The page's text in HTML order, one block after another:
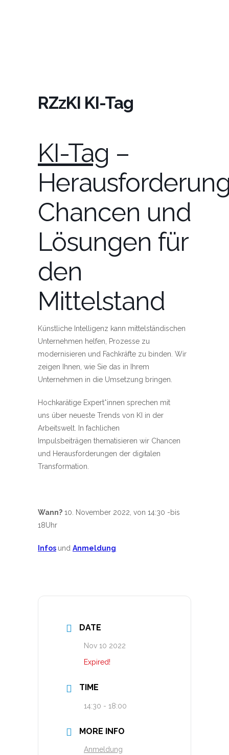
RZzKI KI-Tag
KI-Tag –
Chancen und
Lösungen für
den
Mittelstand
Künstliche Intelligenz kann mittelständischen
Unternehmen helfen, Prozesse zu
modernisieren und Fachkräfte zu binden. Wir
zeigen Ihnen, wie Sie das in Ihrem
Unternehmen in die Umsetzung bringen.
Hochkarätige Expert*innen sprechen mit
uns über neueste Trends von KI in der
Arbeitswelt. In fachlichen
Impulsbeiträgen thematisieren wir Chancen
und Herausforderungen der digitalen
Transformation.
Wann? 10. November 2022, von 14:30 -bis
18Uhr
Infos und Anmeldung
DATE
Nov 10 2022
Expired!
TIME
14:30 - 18:00
MORE INFO
Anmeldung